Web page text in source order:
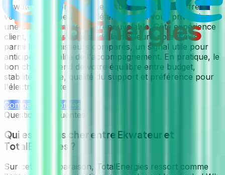
Ekwateur ressort également sur le critère des offres
vertes, ce qui peut être déterminant si vous privilégiez
une offre à composante renouvelable. Côté expérience
client, Ekwateur dispose de la meilleure note d'avis
parmi les fournisseurs comparés, un signal utile pour
anticiper la qualité de l'accompagnement. En pratique, le
bon choix dépend de votre équilibre entre budget,
stabilité tarifaire, qualité du support et préférence pour
l'électricité verte.
Comparer les offres
Questions fréquentes
Qui est moins cher entre Ekwateur et
TotalEnergies ?
Sur cette comparaison, TotalEnergies ressort comme